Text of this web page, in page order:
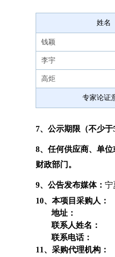
姓名
钱颖
李宇
高炬
专家论证
7、公示期限（不少于
8、任何供应商、单
财政部门。
9、公告发布媒体： 宁
10、本项目采购人：
地址：
联系人姓名：
联系电话：
11、采购代理机构：